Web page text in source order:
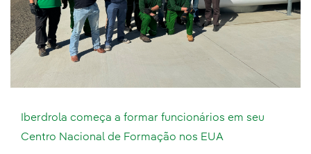
Iberdrola começa a formar funcionários em seu
Centro Nacional de Formação nos EUA